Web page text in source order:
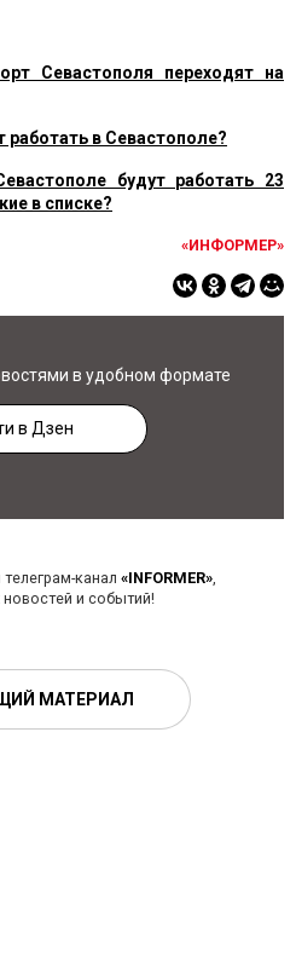
Севастополя переходят на
работать в Севастополе?
будут работать 23
в списке?
«ИНФОРМЕР»
в удобном формате
в Дзен
канал «INFORMER»,
и событий!
МАТЕРИАЛ